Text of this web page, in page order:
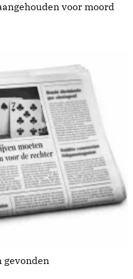
voor moord
gevonden